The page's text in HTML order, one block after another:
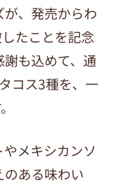
、発売からわ
たことを記念
も込めて、通
コス3種を、一
メキシカンソ
ある味わい